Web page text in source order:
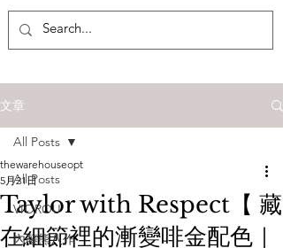
文章
All Posts
VIOROU
內藤熊八作
All Posts
Taylor with Respect【 藏
在細節裡的漸變啡金配色｜
thewarehouseopt
5月21日